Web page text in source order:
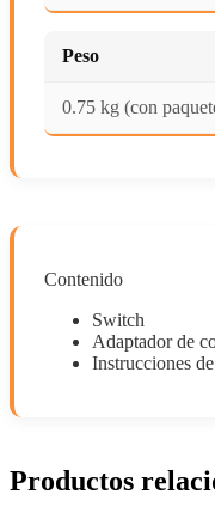
Peso
0.75 kg (con
Contenido
Switch
Adaptador de
Instrucciones
Productos